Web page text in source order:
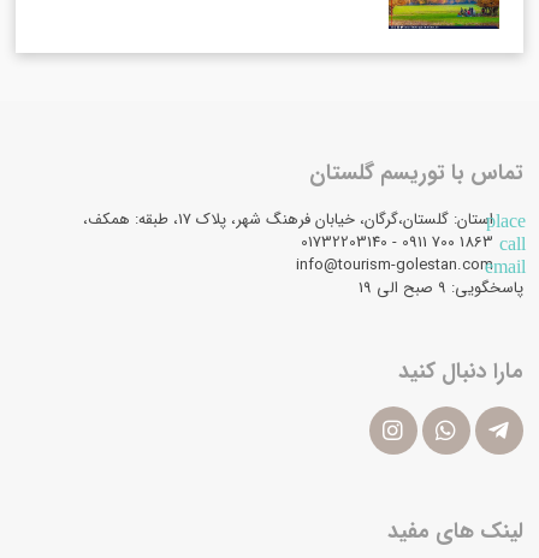
تماس با توریسم گلستان
placeاستان: گلستان،گرگان، خیابان فرهنگ شهر، پلاک 17، طبقه: همکف،
call
email
info@tourism-golestan.com
پاسخگویی: ۹ صبح الی 19
مارا دنبال کنید
لینک های مفید